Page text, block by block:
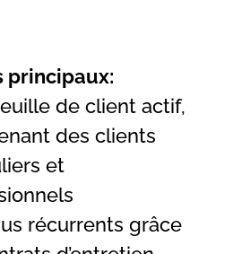
principaux:
de client actif,
des clients
et
récurrents grâce